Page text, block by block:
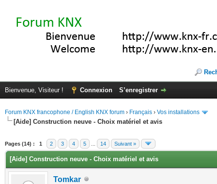
Bienvenue, Visiteur ! Connexion S’enregistrer
Forum KNX francophone / English KNX forum › Français › Vos installations
[Aide] Construction neuve - Choix matériel et avis
Pages (14) : 1 2 3 4 5 14 Suivant »
[Aide] Construction neuve - Choix matériel et avis
Tomkar